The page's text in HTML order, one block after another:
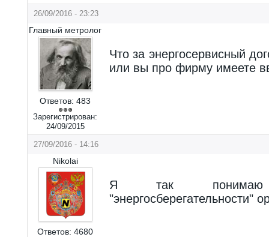
26/09/2016 - 23:23
Главный метролог
Ответов: 483
Зарегистрирован:
24/09/2015
Что за энергосервисный
или вы про фирму имеете
27/09/2016 - 14:16
Nikolai
Ответов: 4680
Я так
"энергосберегательности"